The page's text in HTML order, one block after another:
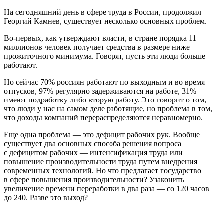
На сегодняшний день в сфере труда в России, продолжил
Георгий Камнев, существует несколько основных проблем.
Во-первых, как утверждают власти, в стране порядка 11
миллионов человек получает средства в размере ниже
прожиточного минимума. Говорят, пусть эти люди больше
работают.
Но сейчас 70% россиян работают по выходным и во время
отпусков, 97% регулярно задерживаются на работе, 31%
имеют подработку либо вторую работу. Это говорит о том,
что люди у нас на самом деле работящие, но проблема в том,
что доходы компаний перераспределяются неравномерно.
Еще одна проблема — это дефицит рабочих рук. Вообще
существует два основных способа решения вопроса
с дефицитом рабочих — интенсификация труда или
повышение производительности труда путем внедрения
современных технологий. Но что предлагает государство
в сфере повышения производительности? Узаконить
увеличение времени переработки в два раза — со 120 часов
до 240. Разве это выход?